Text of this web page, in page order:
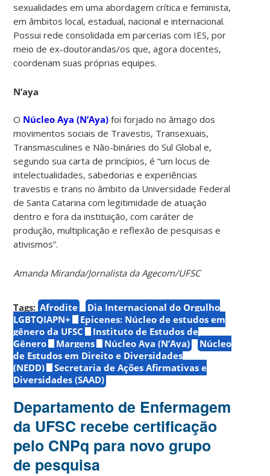
sexualidades em uma abordagem crítica e feminista,
em âmbitos local, estadual, nacional e internacional.
Possui rede consolidada em parcerias com IES, por
meio de ex-doutorandas/os que, agora docentes,
coordenam suas próprias equipes.
N’aya
O Núcleo Aya (N’Aya) foi forjado no âmago dos
movimentos sociais de Travestis, Transexuais,
Transmasculines e Não-bináries do Sul Global e,
segundo sua carta de princípios, é “um locus de
intelectualidades, sabedorias e experiências
travestis e trans no âmbito da Universidade Federal
de Santa Catarina com legitimidade de atuação
dentro e fora da instituição, com caráter de
produção, multiplicação e reflexão de pesquisas e
ativismos”.
Amanda Miranda/Jornalista da Agecom/UFSC
Tags: Afrodite
Dia Internacional do Orgulho
LGBTQIAPN+
Epicenes: Núcleo de estudos em
gênero da UFSC
Instituto de Estudos de
Gênero
Margens Núcleo Aya (N’Aya)
Núcleo
de Estudos em Direito e Diversidades
(NEDD)
Secretaria de Ações Afirmativas e
Diversidades (SAAD)
Departamento de Enfermagem
da UFSC recebe certificação
pelo CNPq para novo grupo
de pesquisa